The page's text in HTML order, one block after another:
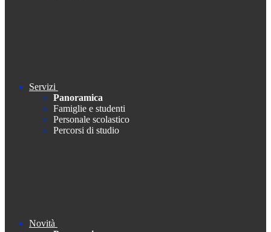
Servizi
Panoramica
Famiglie e studenti
Personale scolastico
Percorsi di studio
Novità